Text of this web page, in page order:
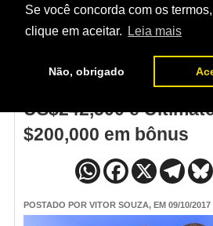
Se você concorda com os
clique em aceitar.
Leia mais
Não, obrigado
HOME NOTÍCIAS
UFC 216: Reebok
US$242,500 e
$200,000 em bônus
POSTADO POR VITOR SOUZA, EM 09/10/